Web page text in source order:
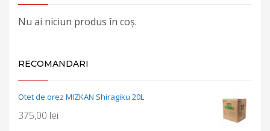
Nu ai niciun produs în coș.
RECOMANDARI
Otet de orez MIZKAN Shiragiku 20L
375,00 lei